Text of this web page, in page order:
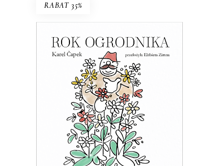
RABAT 35%
ROK OGRODNIKA
Esej o ogrodnictwie – z czeskim
przymrużeniem oka
61.00zł 39.65zł
KSIĄŻKA DO KOSZYKA